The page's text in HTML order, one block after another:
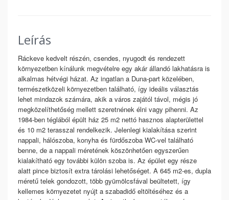
Leírás
Ráckeve kedvelt részén, csendes, nyugodt és rendezett
környezetben kínálunk megvételre egy akár állandó lakhatásra is
alkalmas hétvégi házat. Az ingatlan a Duna-part közelében,
természetközeli környezetben található, így ideális választás
lehet mindazok számára, akik a város zajától távol, mégis jó
megközelíthetőség mellett szeretnének élni vagy pihenni. Az
1984-ben téglából épült ház 25 m2 nettó hasznos alapterülettel
és 10 m2 terasszal rendelkezik. Jelenlegi kialakítása szerint
nappali, hálószoba, konyha és fürdőszoba WC-vel található
benne, de a nappali méretének köszönhetően egyszerűen
kialakítható egy további külön szoba is. Az épület egy része
alatt pince biztosít extra tárolási lehetőséget. A 645 m2-es, dupla
méretű telek gondozott, több gyümölcsfával beültetett, így
kellemes környezetet nyújt a szabadidő eltöltéséhez és a